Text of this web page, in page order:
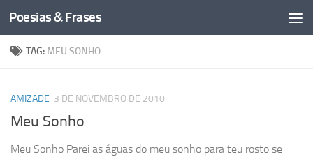
Skip to content
Poesias & Frases
TAG: MEU SONHO
AMIZADE 3 DE NOVEMBRO DE 2010
Meu Sonho
Meu Sonho Parei as águas do meu sonho para teu rosto se